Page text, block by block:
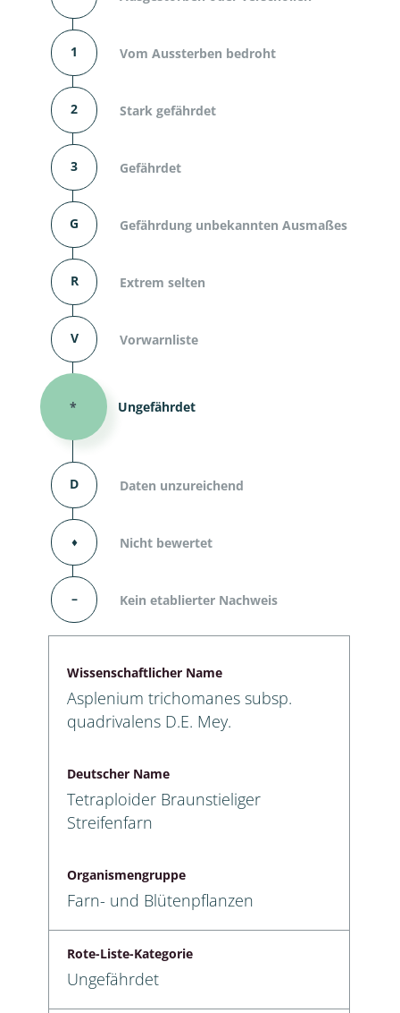
1 Vom Aussterben bedroht
2 Stark gefährdet
3 Gefährdet
G Gefährdung unbekannten Ausmaßes
R Extrem selten
V Vorwarnliste
* Ungefährdet
D Daten unzureichend
⬧ Nicht bewertet
– Kein etablierter Nachweis
Wissenschaftlicher Name
Asplenium trichomanes subsp.
quadrivalens D.E. Mey.
Deutscher Name
Tetraploider Braunstieliger
Streifenfarn
Organismengruppe
Farn- und Blütenpflanzen
Rote-Liste-Kategorie
Ungefährdet